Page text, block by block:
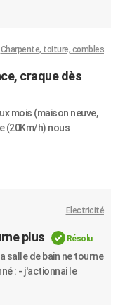
Charpente, toiture, combles
craque dès
mois (maison neuve,
(20Km/h) nous
Electricité
plus Résolu
salle de bain ne tourne
: - j'actionnai le